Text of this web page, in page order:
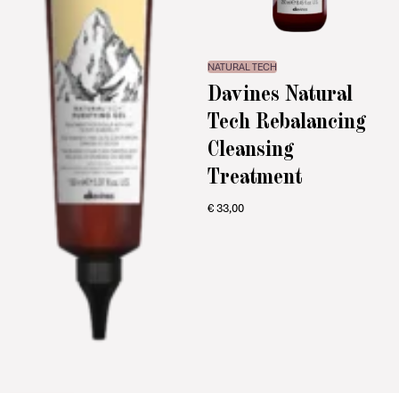
NATURAL TECH
Davines Natural
Tech Rebalancing
Cleansing
Treatment
€33,00